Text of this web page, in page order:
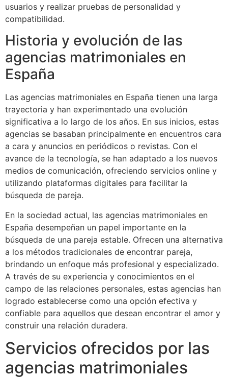
usuarios y realizar pruebas de personalidad y
compatibilidad.
Historia y evolución de las
agencias matrimoniales en
España
Las agencias matrimoniales en España tienen una larga
trayectoria y han experimentado una evolución
significativa a lo largo de los años. En sus inicios, estas
agencias se basaban principalmente en encuentros cara
a cara y anuncios en periódicos o revistas. Con el
avance de la tecnología, se han adaptado a los nuevos
medios de comunicación, ofreciendo servicios online y
utilizando plataformas digitales para facilitar la
búsqueda de pareja.
En la sociedad actual, las agencias matrimoniales en
España desempeñan un papel importante en la
búsqueda de una pareja estable. Ofrecen una alternativa
a los métodos tradicionales de encontrar pareja,
brindando un enfoque más profesional y especializado.
A través de su experiencia y conocimientos en el
campo de las relaciones personales, estas agencias han
logrado establecerse como una opción efectiva y
confiable para aquellos que desean encontrar el amor y
construir una relación duradera.
Servicios ofrecidos por las
agencias matrimoniales